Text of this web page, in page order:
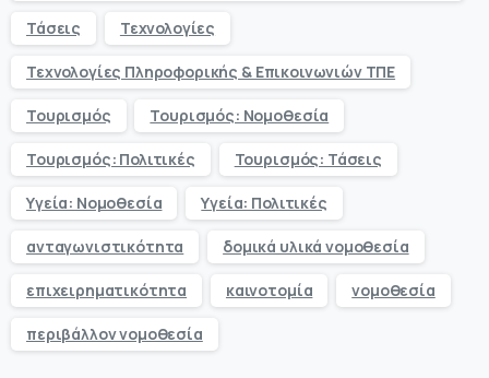
Τάσεις Τεχνολογίες
Τεχνολογίες Πληροφορικής & Επικοινωνιών ΤΠΕ
Τουρισμός Τουρισμός: Νομοθεσία
Τουρισμός: Πολιτικές Τουρισμός: Τάσεις
Υγεία: Νομοθεσία Υγεία: Πολιτικές
ανταγωνιστικότητα δομικά υλικά νομοθεσία
επιχειρηματικότητα καινοτομία νομοθεσία
περιβάλλον νομοθεσία